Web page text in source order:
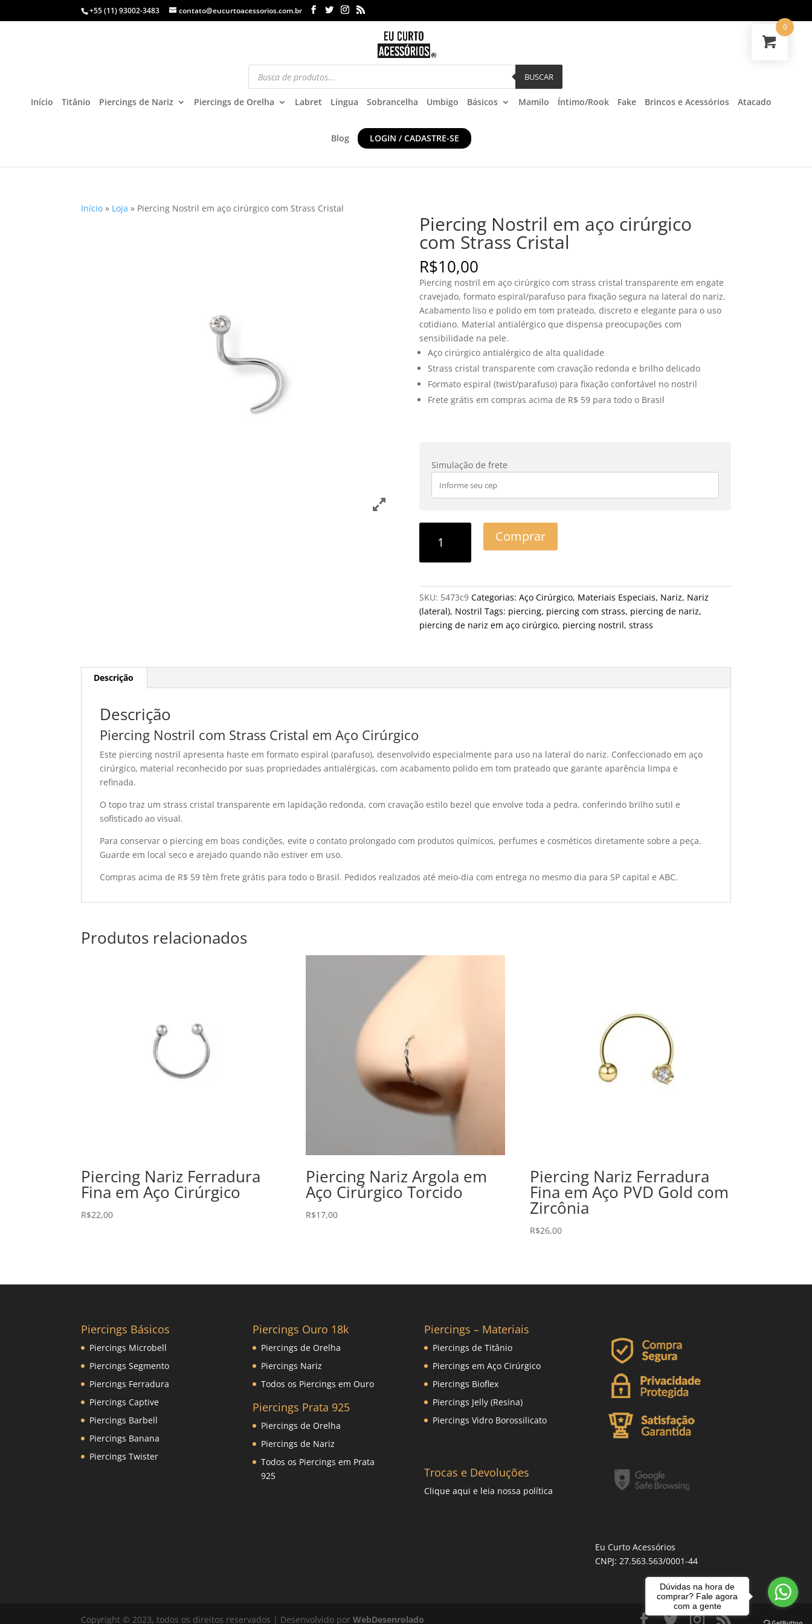
+55 (11) 93002-3483 contato@eucurtoacessorios.com.br
BUSCAR
Início Titânio Piercings de Nariz Piercings de Orelha Labret Língua Sobrancelha Umbigo Básicos Mamilo Íntimo/Rook Fake Brincos e Acessórios Atacado
Blog LOGIN / CADASTRE-SE
Início » Loja » Piercing Nostril em aço cirúrgico com Strass Cristal
Piercing Nostril em aço cirúrgico
com Strass Cristal
R$10,00
Piercing nostril em aço cirúrgico com strass cristal transparente em engate
cravejado, formato espiral/parafuso para fixação segura na lateral do nariz.
Acabamento liso e polido em tom prateado, discreto e elegante para o uso
cotidiano. Material antialérgico que dispensa preocupações com
sensibilidade na pele.
Aço cirúrgico antialérgico de alta qualidade
Strass cristal transparente com cravação redonda e brilho delicado
Formato espiral (twist/parafuso) para fixação confortável no nostril
Frete grátis em compras acima de R$ 59 para todo o Brasil
Simulação de frete
Comprar
SKU: 5473c9 Categorias: Aço Cirúrgico, Materiais Especiais, Nariz, Nariz
(lateral), Nostril Tags: piercing, piercing com strass, piercing de nariz,
piercing de nariz em aço cirúrgico, piercing nostril, strass
Descrição
Descrição
Piercing Nostril com Strass Cristal em Aço Cirúrgico
Este piercing nostril apresenta haste em formato espiral (parafuso), desenvolvido especialmente para uso na lateral do nariz. Confeccionado em aço
cirúrgico, material reconhecido por suas propriedades antialérgicas, com acabamento polido em tom prateado que garante aparência limpa e
refinada.
O topo traz um strass cristal transparente em lapidação redonda, com cravação estilo bezel que envolve toda a pedra, conferindo brilho sutil e
sofisticado ao visual.
Para conservar o piercing em boas condições, evite o contato prolongado com produtos químicos, perfumes e cosméticos diretamente sobre a peça.
Guarde em local seco e arejado quando não estiver em uso.
Compras acima de R$ 59 têm frete grátis para todo o Brasil. Pedidos realizados até meio-dia com entrega no mesmo dia para SP capital e ABC.
Produtos relacionados
Piercing Nariz Ferradura
Fina em Aço Cirúrgico
R$22,00
Piercing Nariz Argola em
Aço Cirúrgico Torcido
R$17,00
Piercing Nariz Ferradura
Fina em Aço PVD Gold com
Zircônia
R$26,00
Piercings Básicos
Piercings Microbell
Piercings Segmento
Piercings Ferradura
Piercings Captive
Piercings Barbell
Piercings Banana
Piercings Twister
Piercings Ouro 18k
Piercings de Orelha
Piercings Nariz
Todos os Piercings em Ouro
Piercings Prata 925
Piercings de Orelha
Piercings de Nariz
Todos os Piercings em Prata
925
Piercings – Materiais
Piercings de Titânio
Piercings em Aço Cirúrgico
Piercings Bioflex
Piercings Jelly (Resina)
Piercings Vidro Borossilicato
Trocas e Devoluções
Clique aqui e leia nossa política
Eu Curto Acessórios
CNPJ: 27.563.563/0001-44
Copyright © 2023, todos os direitos reservados | Desenvolvido porWebDesenrolado
0
Dúvidas na hora de
comprar? Fale agora
com a gente